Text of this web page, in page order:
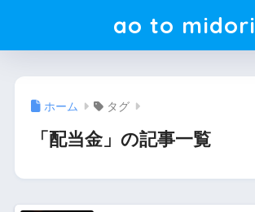
ao to midori
ホーム タグ
「配当金」の記事一覧